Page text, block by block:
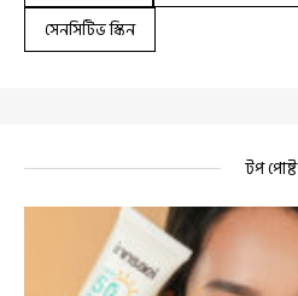
সেনসিটিভ স্কিন
টপ পোষ্ট